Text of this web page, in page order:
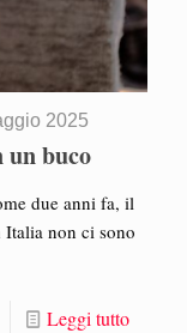
2025
un buco
due anni fa, il
non ci sono
Leggi tutto